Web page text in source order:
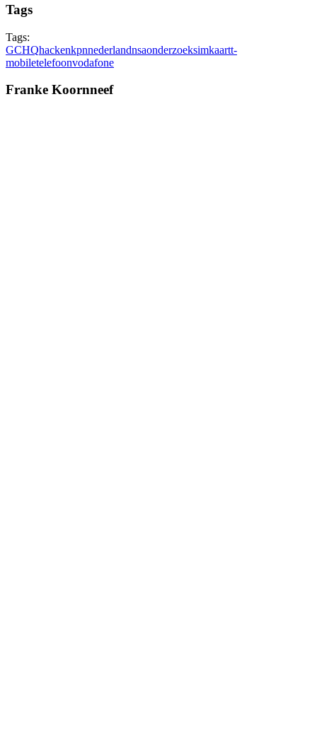
Tags
Tags:
GCHQhackenkpnnederlandnsaonderzoeksimkaartt-
mobiletelefoonvodafone
Franke Koornneef